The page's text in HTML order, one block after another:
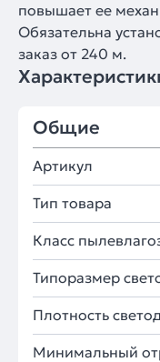
повышает ее
Обязательна
заказ от 240 м.
Общие
Артикул
Тип товара
Класс
Типоразмер
Плотность
Минимальный